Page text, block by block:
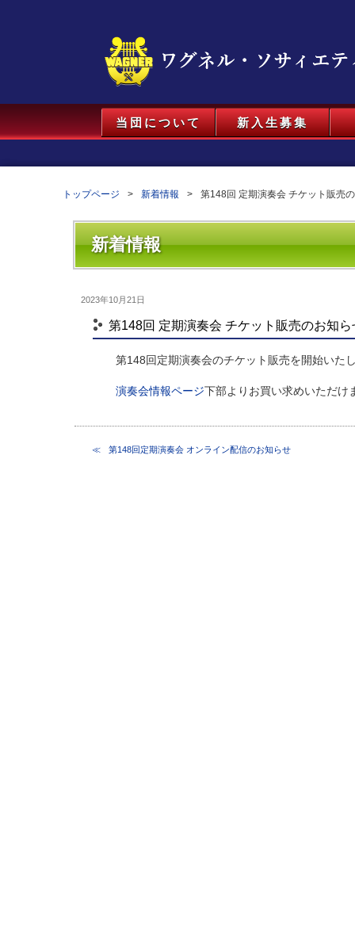
当団について 新入生募集
トップページ 新着情報 第148回 定期演奏会 チケット販売
新着情報
2023年10月21日
第148回 定期演奏会 チケット販売のお知ら
第148回定期演奏会のチケット販売を開始いた
演奏会情報ページ下部よりお買い求めいただけ
第148回定期演奏会 オンライン配信のお知らせ